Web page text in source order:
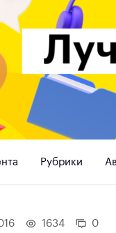
Рубрики
1634 0